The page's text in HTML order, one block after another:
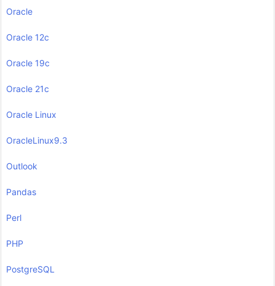
Oracle
Oracle 12c
Oracle 19c
Oracle 21c
Oracle Linux
OracleLinux9.3
Outlook
Pandas
Perl
PHP
PostgreSQL